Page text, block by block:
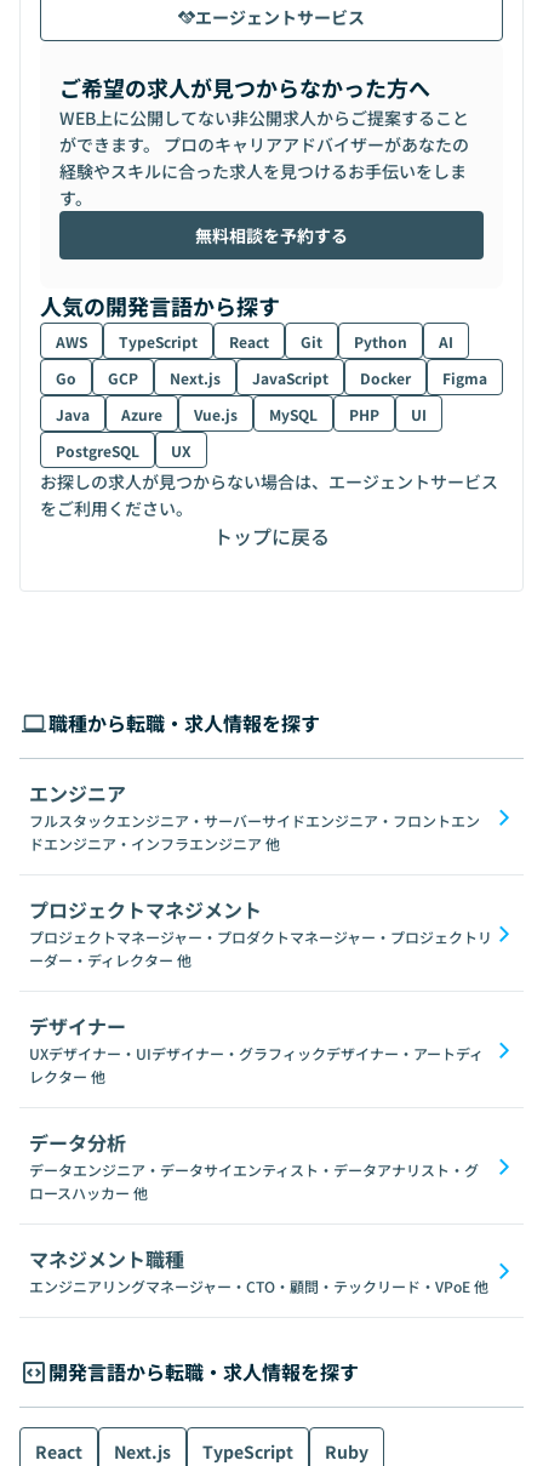
エージェントサービス
ご希望の求人が見つからなかった方へ
WEB上に公開してない非公開求人からご提案すること
ができます。 プロのキャリアアドバイザーがあなたの
経験やスキルに合った求人を見つけるお手伝いをしま
す。
無料相談を予約する
人気の開発言語から探す
AWS TypeScript React Git Python
AI
Go
GCP Next.js JavaScript Docker
Figma
Java
Azure Vue.js MySQL PHP
UI
PostgreSQL
UX
お探しの求人が見つからない場合は、エージェントサービス
をご利用ください。
トップに戻る
職種から転職・求人情報を探す
エンジニア
フルスタックエンジニア・サーバーサイドエンジニア・フロントエン
ドエンジニア・インフラエンジニア 他
プロジェクトマネジメント
プロジェクトマネージャー・プロダクトマネージャー・プロジェクトリ
ーダー・ディレクター 他
デザイナー
UXデザイナー・UIデザイナー・グラフィックデザイナー・アートディ
レクター 他
データ分析
データエンジニア・データサイエンティスト・データアナリスト・グ
ロースハッカー 他
マネジメント職種
エンジニアリングマネージャー・CTO・顧問・テックリード・VPoE他
開発言語から転職・求人情報を探す
React Next.js TypeScript
Ruby